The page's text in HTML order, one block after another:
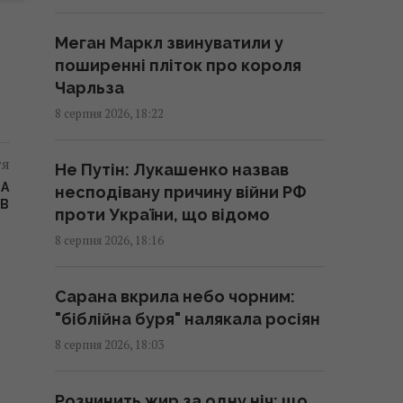
Україна ніколи не випускатиме
ракети до Patriot: експерт
9 серпня: церковне свято
сьогодні, про що краще
Гороскоп на 9 серпня: Овнам –
Меган Маркл звинуватили у
поширенні пліток про короля
Чарльза
8 серпня 2026, 18:22
Не Путін: Лукашенко назвав
несподівану причину війни РФ
проти України, що відомо
8 серпня 2026, 18:16
Сарана вкрила небо чорним:
"біблійна буря" налякала росіян
8 серпня 2026, 18:03